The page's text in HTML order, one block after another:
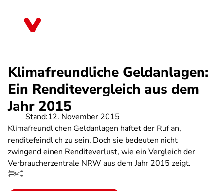
Klimafreundliche Geldanlagen:
Ein Renditevergleich aus dem
Jahr 2015
Stand:12. November 2015
Klimafreundlichen Geldanlagen haftet der Ruf an,
renditefeindlich zu sein. Doch sie bedeuten nicht
zwingend einen Renditeverlust, wie ein Vergleich der
Verbraucherzentrale NRW aus dem Jahr 2015 zeigt.